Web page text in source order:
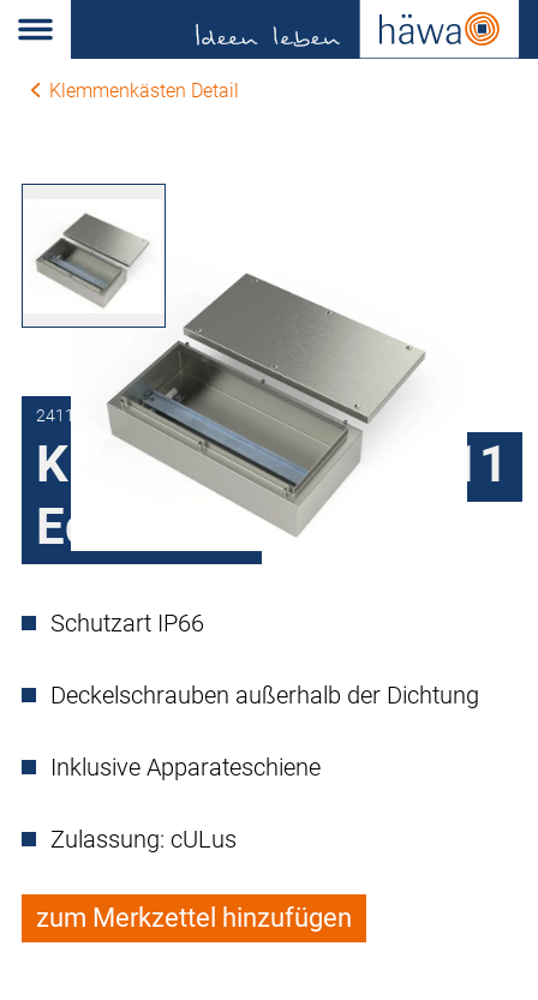
Klemmenkästen Detail
2411-6020-10-30
Klemmenkasten K11
Edelstahl
Schutzart IP66
Deckelschrauben außerhalb der Dichtung
Inklusive Apparateschiene
Zulassung: cULus
zum Merkzettel hinzufügen